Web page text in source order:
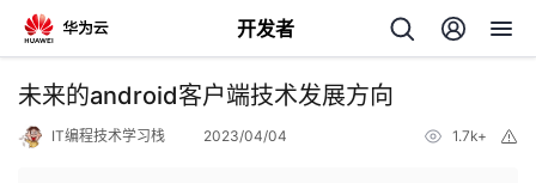
开发者
返
未来的android客户端技术发展方向
IT编程技术学习栈 2023/04/04 1.7k+